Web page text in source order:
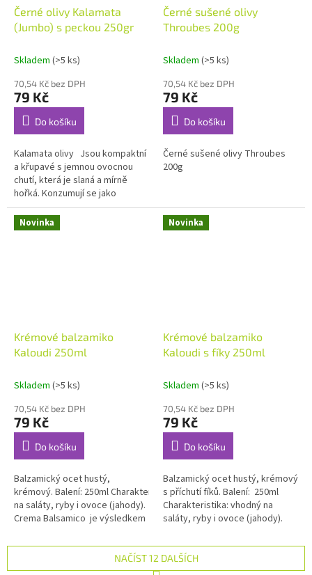
Černé olivy Kalamata
(Jumbo) s peckou 250gr
Skladem (>5 ks)
70,54 Kč bez DPH
79 Kč
Do košíku
Kalamata olivy Jsou kompaktní
a křupavé s jemnou ovocnou
chutí, která je slaná a mírně
hořká. Konzumují se jako
předkrm, do salátů a zejména
do řeckého salátu. Pěstují...
Černé sušené olivy
Throubes 200g
Skladem (>5 ks)
70,54 Kč bez DPH
79 Kč
Do košíku
Černé sušené olivy Throubes
200g
Novinka
Krémové balzamiko
Kaloudi 250ml
Skladem (>5 ks)
70,54 Kč bez DPH
79 Kč
Do košíku
Balzamický ocet hustý,
krémový. Balení: 250ml Charakteristika: vhodný
na saláty, ryby i ovoce (jahody).
Crema Balsamico je výsledkem
Novinka
Krémové balzamiko
Kaloudi s fíky 250ml
Skladem (>5 ks)
70,54 Kč bez DPH
79 Kč
Do košíku
Balzamický ocet hustý, krémový
s příchutí fíků. Balení: 250ml
Charakteristika: vhodný na
saláty, ryby i ovoce (jahody).
NAČÍST 12 DALŠÍCH